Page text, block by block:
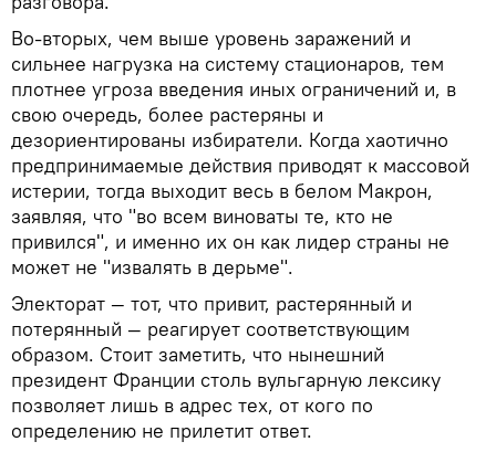
Во-вторых, чем выше уровень заражений и
сильнее нагрузка на систему стационаров, тем
плотнее угроза введения иных ограничений и, в
свою очередь, более растеряны и
дезориентированы избиратели. Когда хаотично
предпринимаемые действия приводят к массовой
истерии, тогда выходит весь в белом Макрон,
заявляя, что "во всем виноваты те, кто не
привился", и именно их он как лидер страны не
может не "извалять в дерьме".
Электорат — тот, что привит, растерянный и
потерянный — реагирует соответствующим
образом. Стоит заметить, что нынешний
президент Франции столь вульгарную лексику
позволяет лишь в адрес тех, от кого по
определению не прилетит ответ.